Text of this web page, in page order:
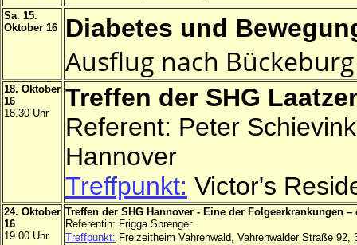
Sa. 15.
Oktober 16
Diabetes und
Ausflug nach
18. Oktober
16
18.30 Uhr
Treffen der SHG
Referent: Peter
Hannover
Treffpunkt: Victor's
24. Oktober
16
19.00 Uhr
Treffen der SHG Hannover - Eine der Folgeerkrankungen
Referentin: Frigga Sprenger
Treffpunkt: Freizeitheim Vahrenwald, Vahrenwalder Straße 92,